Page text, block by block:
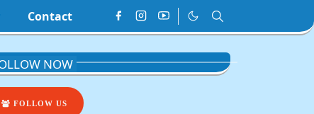
Contact
NOW
FOLLOW US